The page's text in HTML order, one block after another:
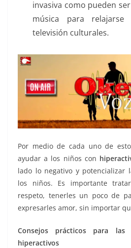
invasiva como pueden
música para
televisión culturales.
Por medio de cada uno de
ayudar a los niños con
lado lo negativo y potencializar
los niños. Es importante
respeto, tenerles un poco de
expresarles amor, sin importar
Consejos prácticos para
hiperactivos